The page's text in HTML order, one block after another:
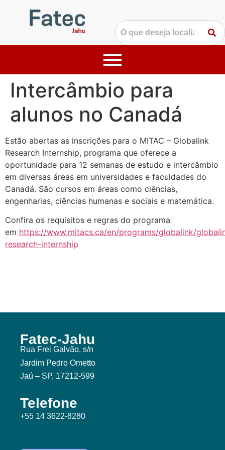
Intercâmbio para
alunos no Canadá
Estão abertas as inscrições para o MITAC – Globalink
Research Internship, programa que oferece a
oportunidade para 12 semanas de estudo e intercâmbio
em diversas áreas em universidades e faculdades do
Canadá. São cursos em áreas como ciências,
engenharias, ciências humanas e sociais e matemática.
Confira os requisitos e regras do programa
em https://www.mitacs.ca/en/programs/globalink/
research-internship
Fatec-Jahu
Rua Frei Galvão, s/n
Jardim Pedro Ometto
Jaú – SP, 17212-599
Telefone
+55 14 3622-8280